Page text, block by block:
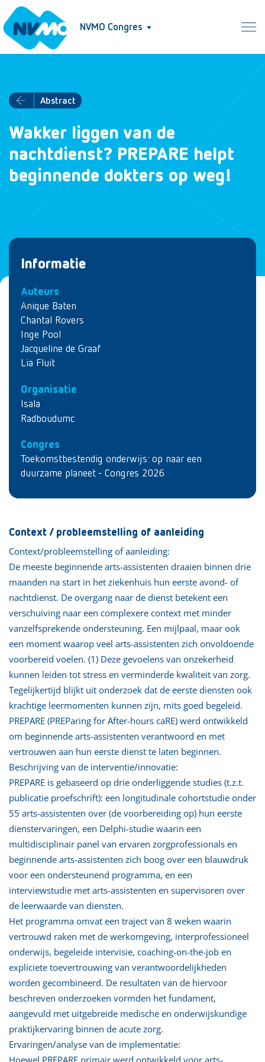
NVMO Congres
Abstract
Wakker liggen van de
nachtdienst? PREPARE helpt
beginnende dokters op weg!
Informatie
Auteurs
Anique Baten
Chantal Rovers
Inge Pool
Jacqueline de Graaf
Lia Fluit
Organisatie
Isala
Radboudumc
Congres
Toekomstbestendig onderwijs: op naar een
duurzame planeet - Congres 2026
Context / probleemstelling of aanleiding
Context/probleemstelling of aanleiding:
De meeste beginnende arts-assistenten draaien binnen drie
maanden na start in het ziekenhuis hun eerste avond- of
nachtdienst. De overgang naar de dienst betekent een
verschuiving naar een complexere context met minder
vanzelfsprekende ondersteuning. Een mijlpaal, maar ook
een moment waarop veel arts-assistenten zich onvoldoende
voorbereid voelen. (1) Deze gevoelens van onzekerheid
kunnen leiden tot stress en verminderde kwaliteit van zorg.
Tegelijkertijd blijkt uit onderzoek dat de eerste diensten ook
krachtige leermomenten kunnen zijn, mits goed begeleid.
PREPARE (PREParing for After-hours caRE) werd ontwikkeld
om beginnende arts-assistenten verantwoord en met
vertrouwen aan hun eerste dienst te laten beginnen.
Beschrijving van de interventie/innovatie:
PREPARE is gebaseerd op drie onderliggende studies (t.z.t.
publicatie proefschrift): een longitudinale cohortstudie onder
55 arts-assistenten over (de voorbereiding op) hun eerste
dienstervaringen, een Delphi-studie waarin een
multidisciplinair panel van ervaren zorgprofessionals en
beginnende arts-assistenten zich boog over een blauwdruk
voor een ondersteunend programma, en een
interviewstudie met arts-assistenten en supervisoren over
de leerwaarde van diensten.
Het programma omvat een traject van 8 weken waarin
vertrouwd raken met de werkomgeving, interprofessioneel
onderwijs, begeleide intervisie, coaching-on-the-job en
expliciete toevertrouwing van verantwoordelijkheden
worden gecombineerd. De resultaten van de hiervoor
beschreven onderzoeken vormden het fundament,
aangevuld met uitgebreide medische en onderwijskundige
praktijkervaring binnen de acute zorg.
Ervaringen/analyse van de implementatie:
Hoewel PREPARE primair werd ontwikkeld voor arts-